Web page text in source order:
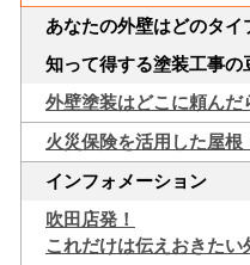
あなたの外壁はどのタイ
知って得する塗装工事の
外壁塗装はどこに頼んだ
火災保険を活用した屋根
インフォメーション
吹田店発！
これだけは伝えおきたい